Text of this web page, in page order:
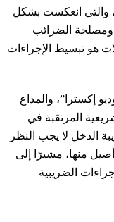
والتي انعكست بشكل
ومصلحة الضرائب
هو تبسيط الإجراءات
إكسترا”، والمذاع
المرتقبة في
الدخل لا يجب النظر
منها، مشيرًا إلى
تيسيرًا في الإجراءات الضريبية